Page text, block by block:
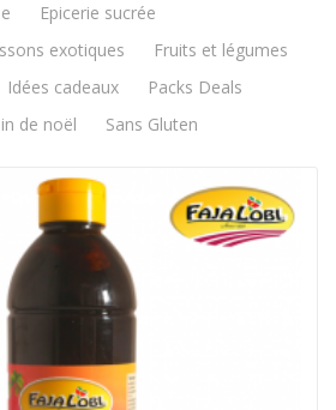
Epicerie sucrée
exotiques
Fruits et légumes
Idées cadeaux
Packs Deals
de noël Sans Gluten